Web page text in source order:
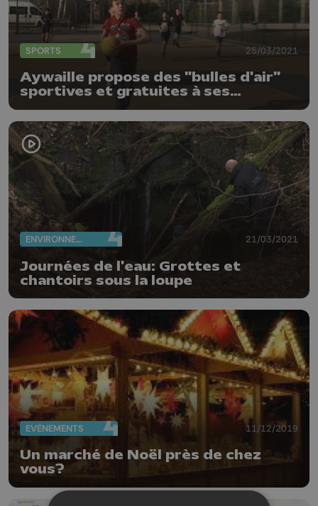
SPORTS 25/03/2021
Aywaille propose des "bulles d'air"
sportives et gratuites à ses
ENVIRONNEMENT 21/03/2021
Journées de l'eau: Grottes et
chantoirs sous la loupe
EVÈNEMENTS 11/12/2019
Un marché de Noël près de chez
vous?